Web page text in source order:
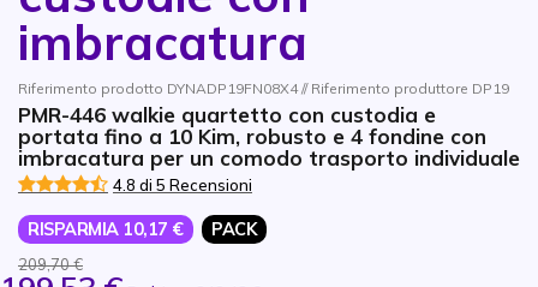
imbracatura
Riferimento prodotto DYNADP19FN08X4 // Riferimento produttore DP19
PMR-446 walkie quartetto con custodia e
portata fino a 10 Kim, robusto e 4 fondine con
imbracatura per un comodo trasporto individuale
4.8 di 5 Recensioni
RISPARMIA 10,17 € PACK
209,70 €